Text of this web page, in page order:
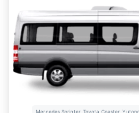
Mercedes Sprinter, Toyota Coaster,